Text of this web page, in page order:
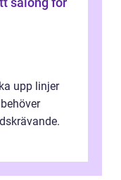
upp linjer